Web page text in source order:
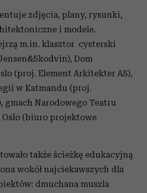
zdjęcia, plany, rysunki,
i modele.
m.in. klasztor cysterski
Dom
(proj. Element Arkitekter AS),
w Katmandu (proj.
gmach Narodowego Teatru
Oslo (biuro projektowe
także ścieżkę edukacyjną
wokół najciekawszych dla
dmuchana muszla